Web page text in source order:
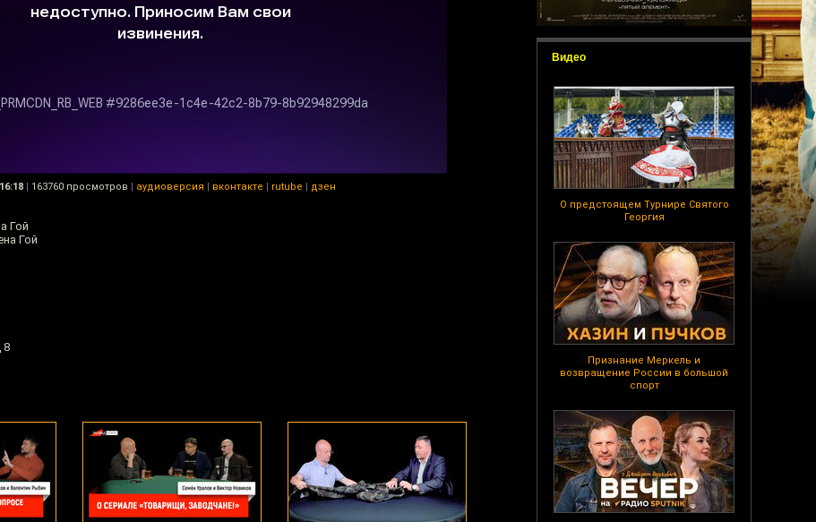
Видео
О предстоящем Турнире Святого
Георгия
Признание Меркель и
возвращение России в большой
спорт
| 163760 просмотров | аудиоверсия | вконтакте | rutube | дзен
Гой
Гой
8